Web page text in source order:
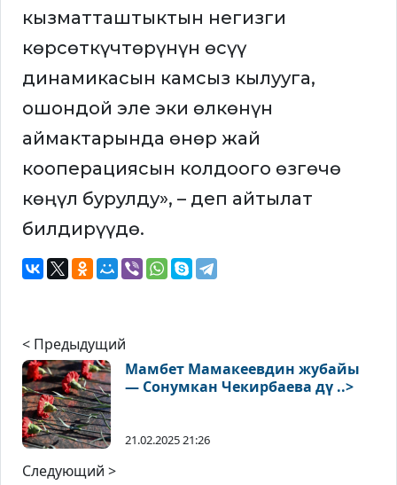
кызматташтыктын негизги
көрсөткүчтөрүнүн өсүү
динамикасын камсыз кылууга,
ошондой эле эки өлкөнүн
аймактарында өнөр жай
кооперациясын колдоого өзгөчө
көңүл бурулду», – деп айтылат
билдирүүдө.
< Предыдущий
Мамбет Мамакеевдин жубайы
— Сонумкан Чекирбаева дү ..>
21.02.2025 21:26
Следующий >